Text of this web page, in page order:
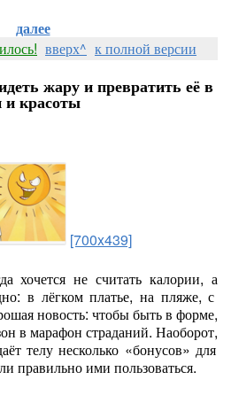
далее
вверх^ к полной версии
жару и превратить её в
и красоты
[700x439]
хочется не считать калории, а
в лёгкомплатье, на пляже, с
новость: чтобыбытьв форме,
в марафон страданий. Наоборот,
телу несколько «бонусов» для
правильноими пользоваться.